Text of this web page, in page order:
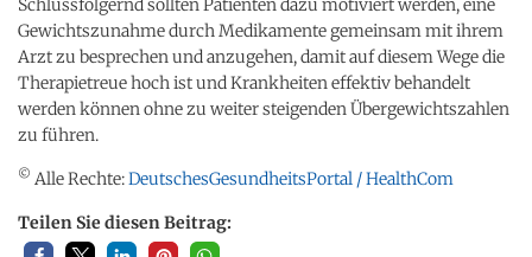
Schlussfolgernd sollten Patienten dazu motiviert werden, eine
Gewichtszunahme durch Medikamente gemeinsam mit ihrem
Arzt zu besprechen und anzugehen, damit auf diesem Wege die
Therapietreue hoch ist und Krankheiten effektiv behandelt
werden können ohne zu weiter steigenden Übergewichtszahlen
zu führen.
© Alle Rechte:DeutschesGesundheitsPortal / HealthCom
Teilen Sie diesen Beitrag: